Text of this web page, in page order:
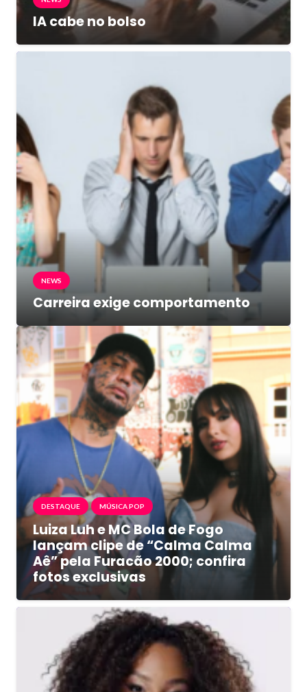
IA cabe no bolso
NEWS
Carreira exige comportamento
DESTAQUE MÚSICA POP
Luiza Luh e MC Bola de Fogo
lançam clipe de “Calma Calma
Aê” pela Furacão 2000; confira
fotos exclusivas